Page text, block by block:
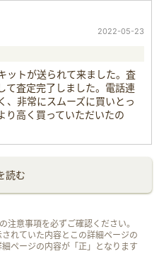
2022-05-23
ットが送られて来ました。査
て査定完了しました。電話連
、非常にスムーズに買いとっ
り高く買っていただいたの
読む
意事項を必ずご確認ください。
れていた内容とこの詳細ページの
ページの内容が「正」となります